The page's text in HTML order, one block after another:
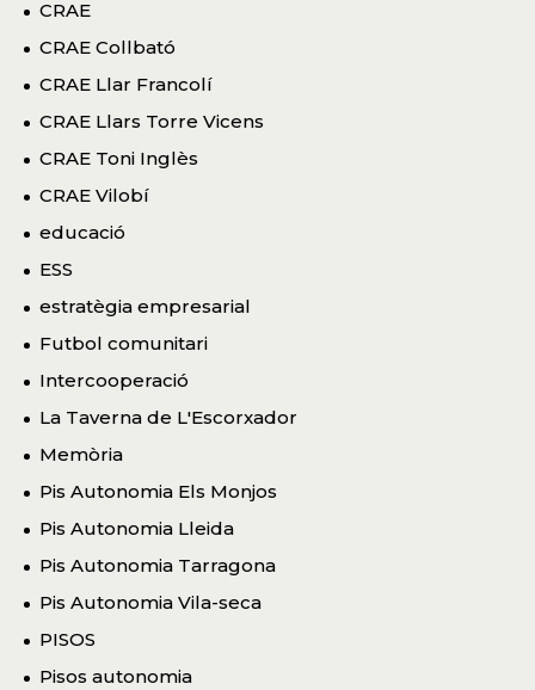
CRAE
CRAE Collbató
CRAE Llar Francolí
CRAE Llars Torre Vicens
CRAE Toni Inglès
CRAE Vilobí
educació
ESS
estratègia empresarial
Futbol comunitari
Intercooperació
La Taverna de L'Escorxador
Memòria
Pis Autonomia Els Monjos
Pis Autonomia Lleida
Pis Autonomia Tarragona
Pis Autonomia Vila-seca
PISOS
Pisos autonomia